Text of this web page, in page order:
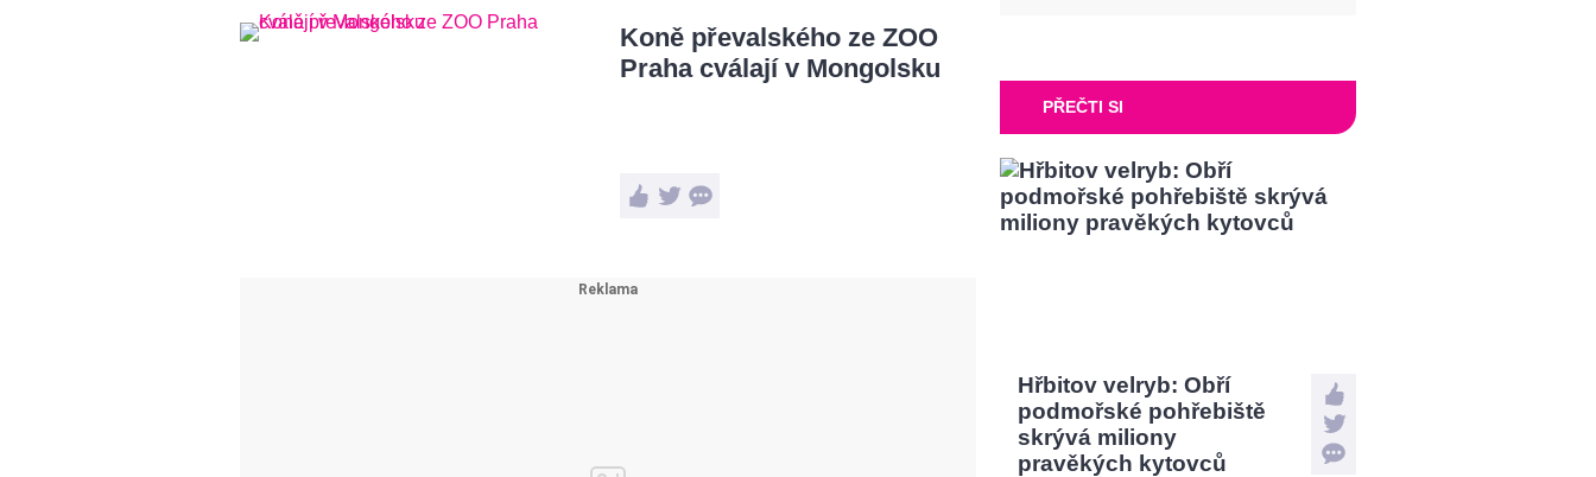
Koně převalského ze ZOO
Praha cválají v Mongolsku
PŘEČTI SI
Hřbitov velryb: Obří
podmořské pohřebiště
skrývá miliony
pravěkých kytovců